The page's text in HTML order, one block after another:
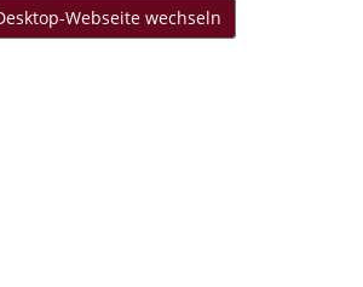
Webseite wechseln